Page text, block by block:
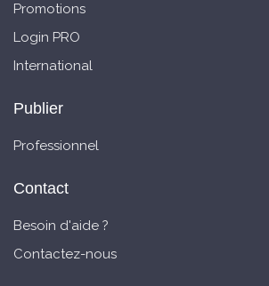
Promotions
Login PRO
International
Publier
Professionnel
Contact
Besoin d'aide ?
Contactez-nous